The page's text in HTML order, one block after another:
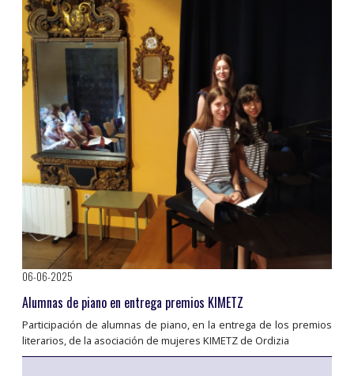
06-06-2025
Alumnas de piano en entrega premios KIMETZ
Participación de alumnas de piano, en la entrega de los premios
literarios, de la asociación de mujeres KIMETZ de Ordizia